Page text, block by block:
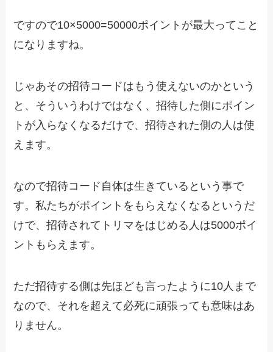
ですので10×5000=50000ポイントが最大ってこと
になりますね。
じゃあその招待コードはもう使えないのかという
と、そういうわけではなく、招待した側にポイン
トが入らなくなるだけで、招待された側の人は使
えます。
なので招待コード自体は生きているという事で
す。私たちがポイントをもらえなくなるというだ
けで、招待されてトリマをはじめる人は5000ポイ
ントもらえます。
ただ招待する側は先ほども言ったように10人まで
なので、それを超えて必死に頑張っても意味はあ
りません。